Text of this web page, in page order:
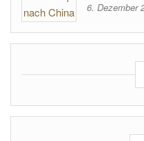
6. Dezember